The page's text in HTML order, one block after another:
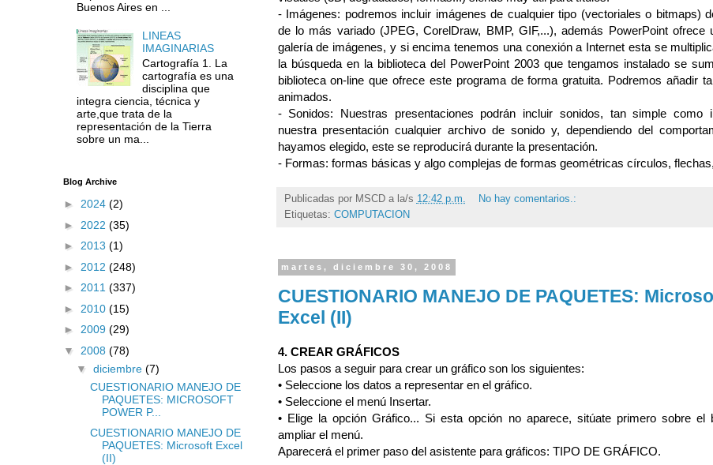
- Imágenes: podremos incluir imágenes de cualquier tipo (vectoriales o bitmaps)
de lo más variado (JPEG, CorelDraw, BMP, GIF,...), además PowerPoint ofrece
galería de imágenes, y si encima tenemos una conexión a Internet esta se
la búsqueda en la biblioteca del PowerPoint 2003 que tengamos instalado se
biblioteca on-line que ofrece este programa de forma gratuita. Podremos añadir
animados.
- Sonidos: Nuestras presentaciones podrán incluir sonidos, tan simple como
nuestra presentación cualquier archivo de sonido y, dependiendo del
hayamos elegido, este se reproducirá durante la presentación.
- Formas: formas básicas y algo complejas de formas geométricas círculos,
Publicadas por MSCD a la/s 12:42 p.m.
No hay comentarios.:
Etiquetas: COMPUTACION
martes, diciembre 30, 2008
CUESTIONARIO MANEJO DE PAQUETES:
Excel (II)
4. CREAR GRÁFICOS
Los pasos a seguir para crear un gráfico son los siguientes:
• Seleccione los datos a representar en el gráfico.
• Seleccione el menú Insertar.
• Elige la opción Gráfico... Si esta opción no aparece, sitúate primero sobre el
ampliar el menú.
Aparecerá el primer paso del asistente para gráficos: TIPO DE GRÁFICO.
Buenos Aires en ...
LINEAS
IMAGINARIAS
Cartografía 1. La
cartografía es una
disciplina que
integra ciencia, técnica y
arte,que trata de la
representación de la Tierra
sobre un ma...
Blog Archive
► 2024 (2)
► 2022 (35)
► 2013 (1)
► 2012 (248)
► 2011 (337)
► 2010 (15)
► 2009 (29)
▼ 2008 (78)
▼diciembre(7)
CUESTIONARIO MANEJO DE
PAQUETES: MICROSOFT
POWER P...
CUESTIONARIO MANEJO DE
PAQUETES: Microsoft Excel
(II)